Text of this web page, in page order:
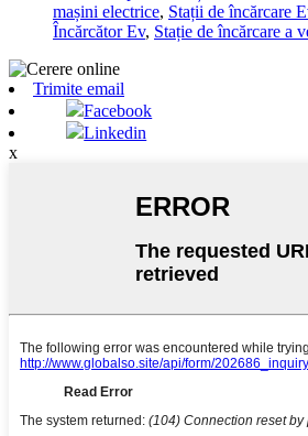
mașini electrice, Stații de încărcare
Încărcător Ev, Stație de încărcare a
Trimite email
Facebook
Linkedin
x